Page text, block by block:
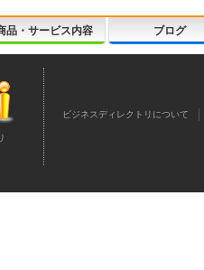
品・サービス内容 ブログ
ビジネスディレクトリについて